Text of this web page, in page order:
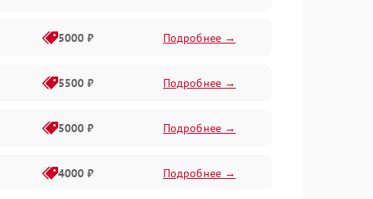
5000 ₽ Подробнее →
5500 ₽ Подробнее →
5000 ₽ Подробнее →
4000 ₽ Подробнее →